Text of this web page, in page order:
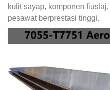
kulit sayap, komponen
pesawat berprestasi tinggi.